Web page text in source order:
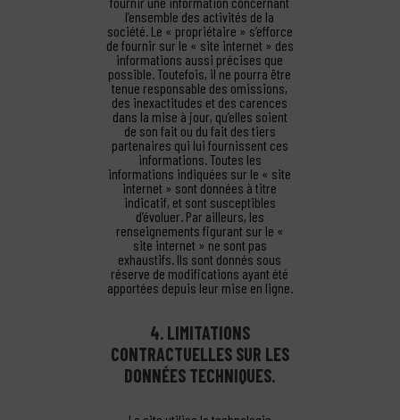
l’ensemble des activités de la
société. Le « propriétaire » s’efforce
de fournir sur le « site internet » des
informations aussi précises que
possible. Toutefois, il ne pourra être
tenue responsable des omissions,
des inexactitudes et des carences
dans la mise à jour, qu’elles soient
de son fait ou du fait des tiers
partenaires qui lui fournissent ces
informations. Toutes les
informations indiquées sur le « site
internet » sont données à titre
indicatif, et sont susceptibles
d’évoluer. Par ailleurs, les
renseignements figurant sur le «
site internet » ne sont pas
exhaustifs. Ils sont donnés sous
réserve de modifications ayant été
apportées depuis leur mise en ligne.
4. LIMITATIONS
CONTRACTUELLES SUR LES
DONNÉES TECHNIQUES.